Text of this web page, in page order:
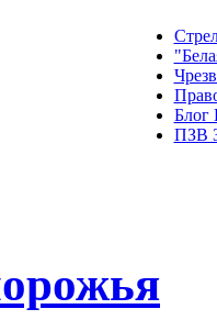
Блог
ПЗВ